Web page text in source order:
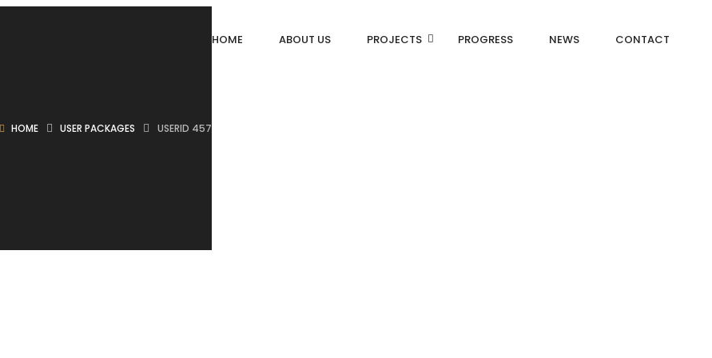
HOME ABOUT US PROJECTS PROGRESS NEWS CONTACT
HOME USER PACKAGES USERID 457